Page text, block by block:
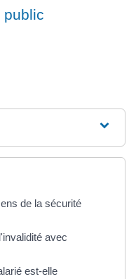
public
de la sécurité
avec
est-elle